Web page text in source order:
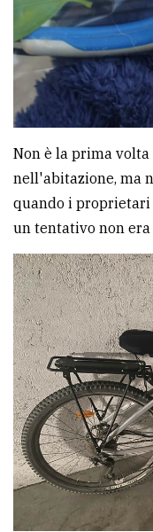
Non è la prima
nell'abitazione, ma
quando i proprietari
un tentativo non